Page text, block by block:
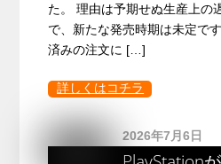
た。 理由は予期せぬ生産上の
で、新たな発売時期は未定で
済みの注文に […]
詳しくはコチラ
2026年7月6日